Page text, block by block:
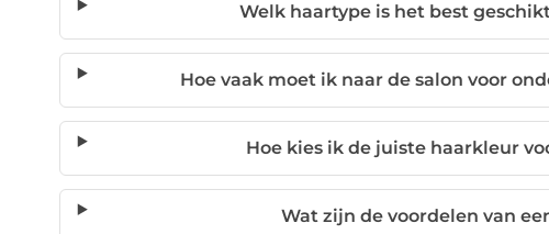
Welk haartype is het best
Hoe vaak moet ik naar de salon voor
Hoe kies ik de juiste haarkleur
Wat zijn de voordelen van